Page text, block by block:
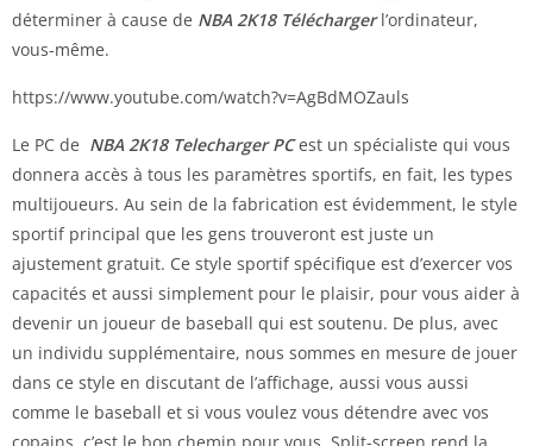
déterminer à cause de NBA 2K18 Téléchargerl’ordinateur,
vous-même.
https://www.youtube.com/watch?v=AgBdMOZauls
Le PC de NBA 2K18 Telecharger PCest un spécialiste qui vous
donnera accès à tous les paramètres sportifs, en fait, les types
multijoueurs. Au sein de la fabrication est évidemment, le style
sportif principal que les gens trouveront est juste un
ajustement gratuit. Ce style sportif spécifique est d’exercer vos
capacités et aussi simplement pour le plaisir, pour vous aider à
devenir un joueur de baseball qui est soutenu. De plus, avec
un individu supplémentaire, nous sommes en mesure de jouer
dans ce style en discutant de l’affichage, aussi vous aussi
comme le baseball et si vous voulez vous détendre avec vos
copains, c’est le bon chemin pour vous. Split-screen rend la